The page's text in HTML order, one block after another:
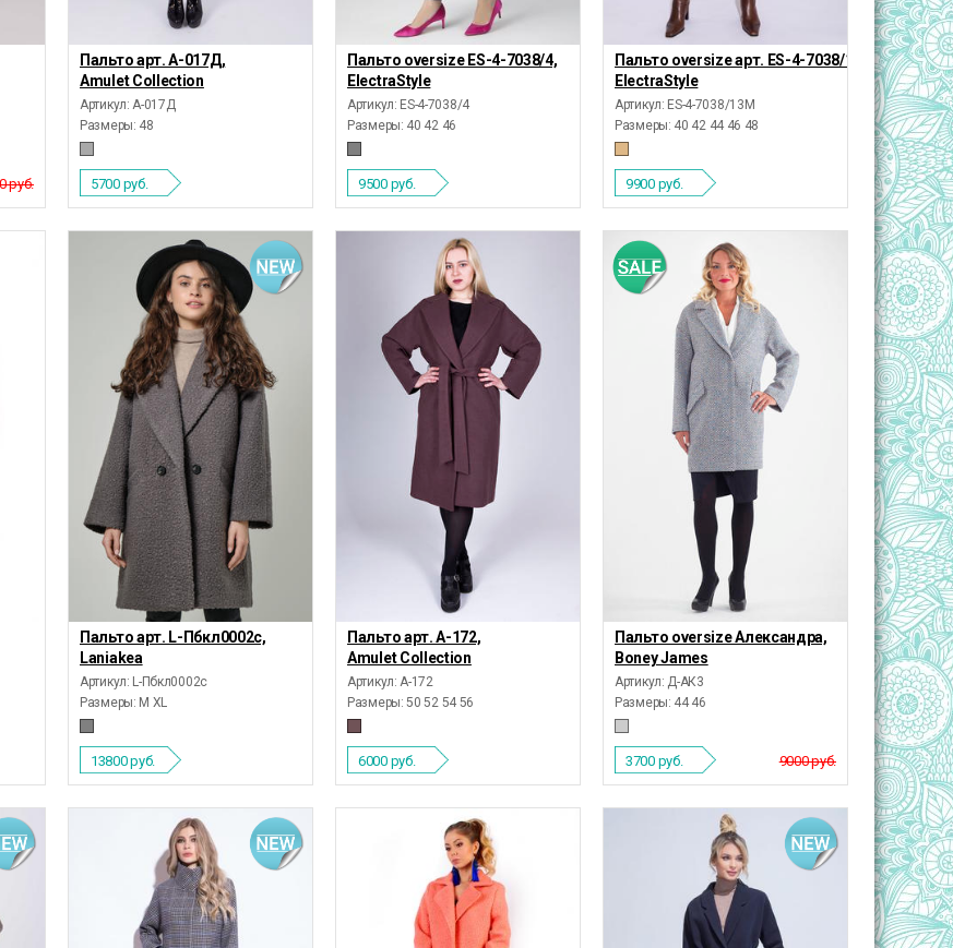
руб.
Пальто арт. А-017Д,
Amulet Collection
Артикул: А-017Д
Размеры: 48
5700 руб.
Пальто oversize ES-4-7038/4,
ElectraStyle
Артикул: ES-4-7038/4
Размеры: 40 42 46
9500 руб.
Пальто oversize арт. ES-4-7038/13М,
ElectraStyle
Артикул: ES-4-7038/13М
Размеры: 40 42 44 46 48
9900 руб.
Пальто арт. L-Пбкл0002с,
Laniakea
Артикул: L-Пбкл0002с
Размеры: M XL
13800руб.
Пальто арт. А-172,
Amulet Collection
Артикул: А-172
Размеры: 50 52 54 56
6000 руб.
Пальто oversize Александра,
Boney James
Артикул: Д-АК3
Размеры: 44 46
9000 руб.
3700 руб.